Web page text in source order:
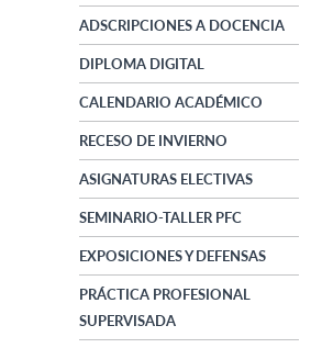
ADSCRIPCIONES A DOCENCIA
DIPLOMA DIGITAL
CALENDARIO ACADÉMICO
RECESO DE INVIERNO
ASIGNATURAS ELECTIVAS
SEMINARIO-TALLER PFC
EXPOSICIONES Y DEFENSAS
PRÁCTICA PROFESIONAL
SUPERVISADA